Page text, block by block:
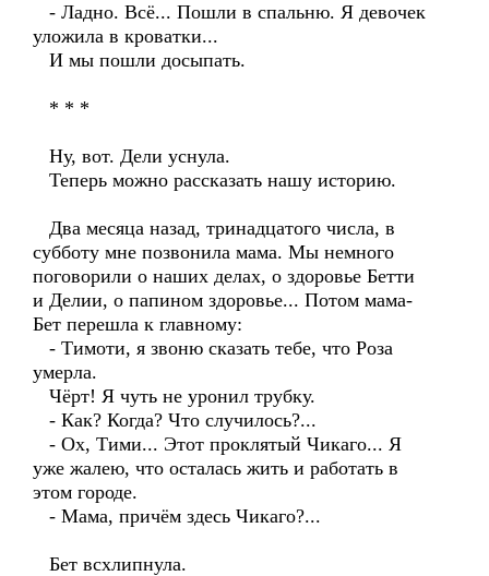
- Ладно. Всё... Пошли в спальню. Я девочек
уложила в кроватки...
И мы пошли досыпать.
* * *
Ну, вот. Дели уснула.
Теперь можно рассказать нашу историю.
Два месяца назад, тринадцатого числа, в
субботу мне позвонила мама. Мы немного
поговорили о наших делах, о здоровье Бетти
и Делии, о папином здоровье... Потом мама-
Бет перешла к главному:
- Тимоти, я звоню сказать тебе, что Роза
умерла.
Чёрт! Я чуть не уронил трубку.
- Как? Когда? Что случилось?...
- Ох, Тими... Этот проклятый Чикаго... Я
уже жалею, что осталась жить и работать в
этом городе.
- Мама, причём здесь Чикаго?...
Бет всхлипнула.